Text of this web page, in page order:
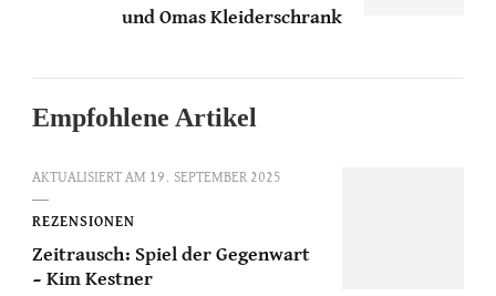
und Omas Kleiderschrank
Empfohlene Artikel
AKTUALISIERT AM 19. SEPTEMBER 2025
REZENSIONEN
Zeitrausch: Spiel der Gegenwart
– Kim Kestner